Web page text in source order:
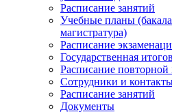
Расписание занятий
Учебные планы
магистратура)
Расписание
Государственная
Расписание
Сотрудники и
Расписание занятий
Документы